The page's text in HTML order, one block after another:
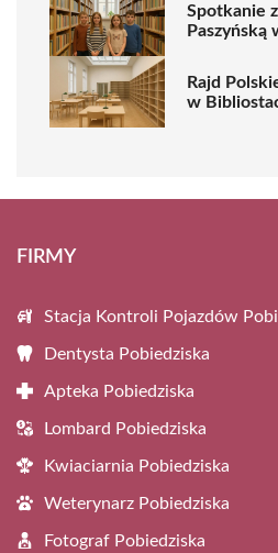
Spotkanie
Paszyńską
Rajd
w
FIRMY
Stacja Kontroli Pojazdów
Dentysta Pobiedziska
Apteka Pobiedziska
Lombard Pobiedziska
Kwiaciarnia Pobiedziska
Weterynarz Pobiedziska
Fotograf Pobiedziska